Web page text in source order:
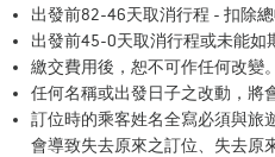
出發前82-46天取消行程 - 扣除總
出發前45-0天取消行程或未能如
繳交費用後，恕不可作任何改變。
任何名稱或出發日子之改動，將
訂位時的乘客姓名全寫必須與旅
會導致失去原來之訂位、失去原